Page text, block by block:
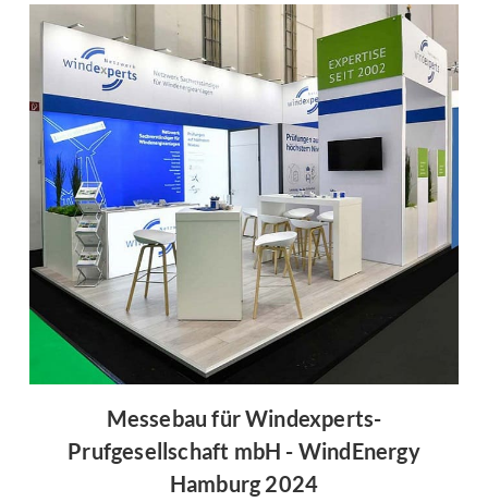
Messebau für Windexperts-
Prufgesellschaft mbH - WindEnergy
Hamburg 2024